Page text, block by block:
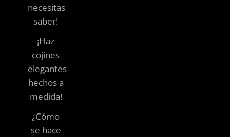
necesitas
saber!
¡Haz
cojines
elegantes
hechos a
medida!
¿Cómo
se hace